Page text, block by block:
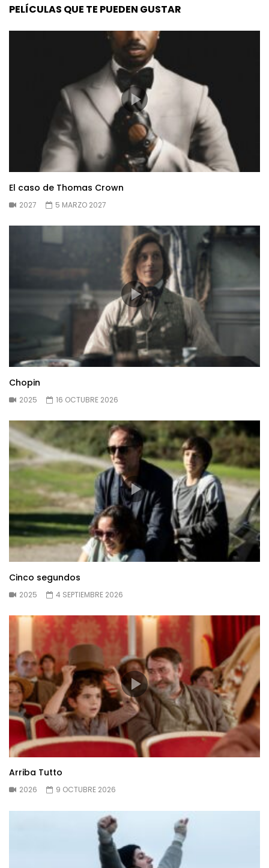
PELÍCULAS QUE TE PUEDEN GUSTAR
El caso de Thomas Crown
2027 5 MARZO 2027
Chopin
2025 16 OCTUBRE 2026
Cinco segundos
2025 4 SEPTIEMBRE 2026
Arriba Tutto
2026 9 OCTUBRE 2026